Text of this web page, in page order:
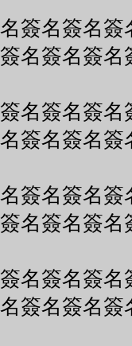
簽名簽名
名簽名簽名
名簽名簽
簽名簽名簽
簽名簽名
名簽名簽名
名簽名簽
簽名簽名簽